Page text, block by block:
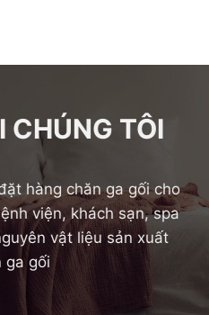
CHÚNG TÔI
hàng chăn ga gối cho
viện, khách sạn, spa
vật liệu sản xuất
ga gối